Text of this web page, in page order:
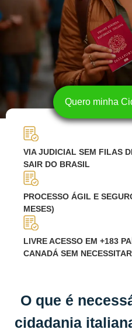
Quero minha
VIA JUDICIAL SEM FILAS
SAIR DO BRASIL
PROCESSO ÁGIL E
MESES)
LIVRE ACESSO EM +183
CANADÁ SEM
O que é
cidadania